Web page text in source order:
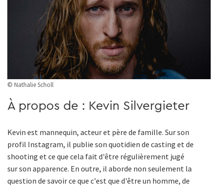
© Nathalie Scholl
À propos de : Kevin Silvergieter
Kevin est mannequin, acteur et père de famille. Sur son
profil Instagram, il publie son quotidien de casting et de
shooting et ce que cela fait d'être régulièrement jugé
sur son apparence. En outre, il aborde non seulement la
question de savoir ce que c'est que d'être un homme, de